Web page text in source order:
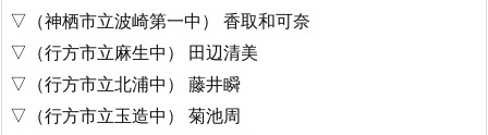
▽（神栖市立波崎第一中） 香取和可奈
▽（行方市立麻生中） 田辺清美
▽（行方市立北浦中） 藤井瞬
▽（行方市立玉造中） 菊池周